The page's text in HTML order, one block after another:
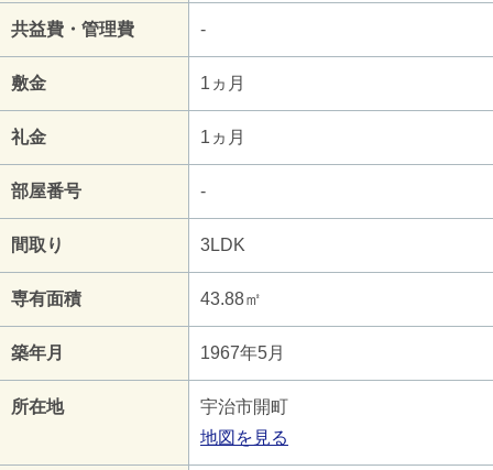
共益費・管理費 -
敷金 1ヵ月
礼金 1ヵ月
部屋番号 -
間取り 3LDK
専有面積 43.88㎡
築年月 1967年5月
所在地
宇治市開町
地図を見る